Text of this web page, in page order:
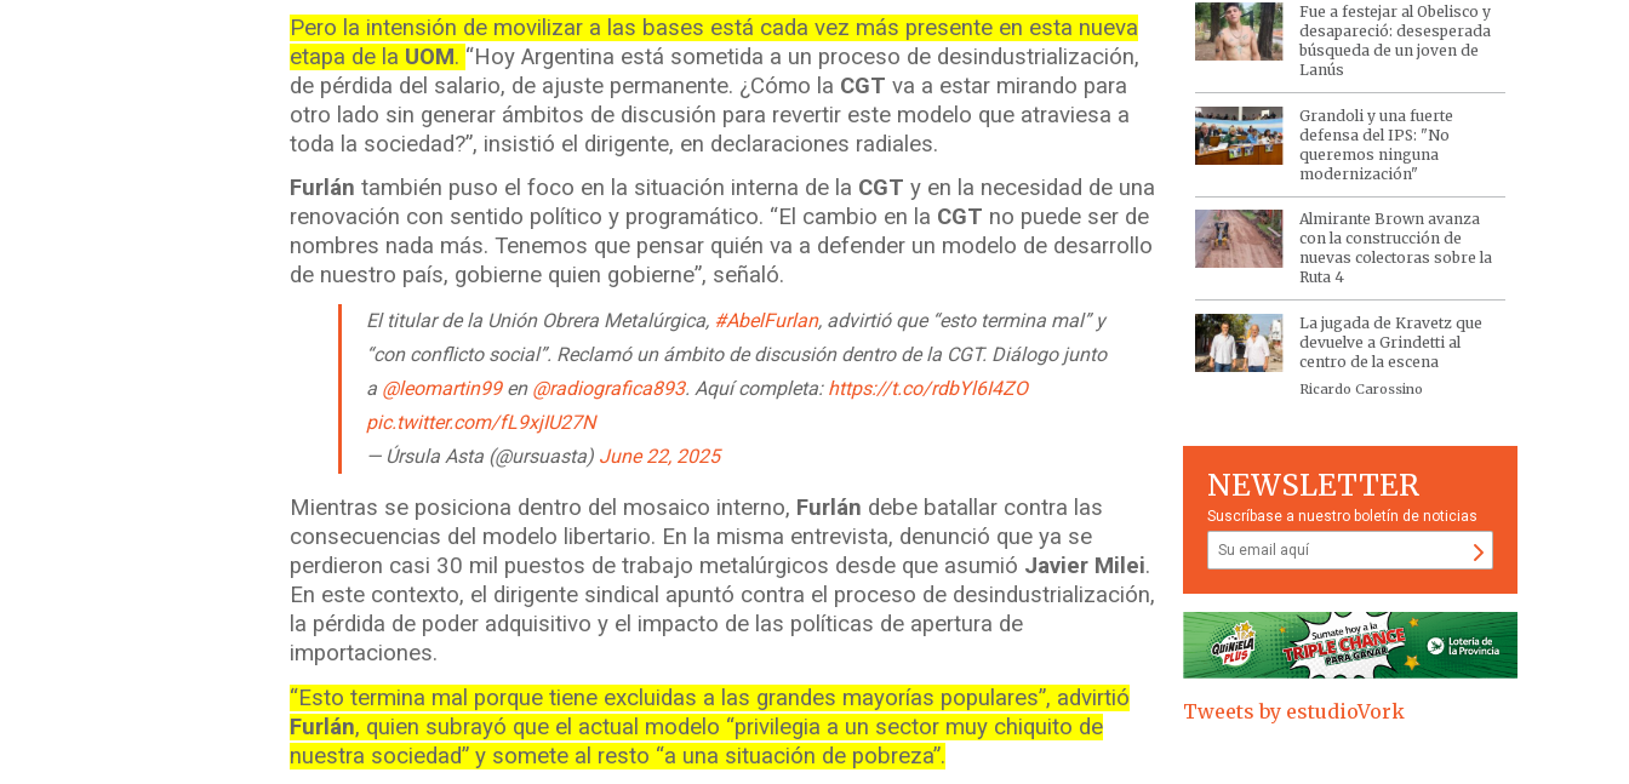
Pero la intensión de movilizar a las bases está cada vez más presente en esta nueva
etapa de la UOM. “Hoy Argentina está sometida a un proceso de desindustrialización,
de pérdida del salario, de ajuste permanente. ¿Cómo la CGTva a estar mirando para
otro lado sin generar ámbitos de discusión para revertir este modelo que atraviesa a
toda la sociedad?”, insistió el dirigente, en declaraciones radiales.
Furlántambién puso el foco en la situación interna de la CGTy en la necesidad de una
renovación con sentido político y programático. “El cambio en la CGT no puede ser de
nombres nada más. Tenemos que pensar quién va a defender un modelo de desarrollo
de nuestro país, gobierne quien gobierne”, señaló.
El titular de la Unión Obrera Metalúrgica, #AbelFurlan, advirtió que “esto termina mal” y
“con conflicto social”. Reclamó un ámbito de discusión dentro de la CGT. Diálogo junto
a @leomartin99en @radiografica893. Aquí completa: https://t.co/rdbYl6I4ZO
pic.twitter.com/fL9xjIU27N
— Úrsula Asta (@ursuasta) June 22, 2025
Mientras se posiciona dentro del mosaico interno, Furlán debe batallar contra las
consecuencias del modelo libertario. En la misma entrevista, denunció que ya se
perdieron casi 30 mil puestos de trabajo metalúrgicos desde que asumió Javier Milei.
En este contexto, el dirigente sindical apuntó contra el proceso de desindustrialización,
la pérdida de poder adquisitivo y el impacto de las políticas de apertura de
importaciones.
“Esto termina mal porque tiene excluidas a las grandes mayorías populares”, advirtió
Furlán, quien subrayó que el actual modelo “privilegia a un sector muy chiquito de
nuestra sociedad” y somete al resto “a una situación de pobreza”.
Fue a festejar al Obelisco y
desapareció: desesperada
búsqueda de un joven de
Lanús
Grandoli y una fuerte
defensa del IPS: "No
queremos ninguna
modernización"
Almirante Brown avanza
con la construcción de
nuevas colectoras sobre la
Ruta 4
La jugada de Kravetz que
devuelve a Grindetti al
centro de la escena
Ricardo Carossino
NEWSLETTER
Suscríbase a nuestro boletín de noticias
Tweets by estudioVork